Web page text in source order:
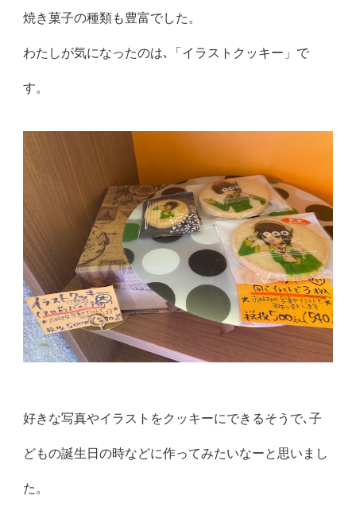
焼き菓子の種類も豊富でした。
わたしが気になったのは､「イラストクッキー」で
す。
好きな写真やイラストをクッキーにできるそうで､子
どもの誕生日の時などに作ってみたいなーと思いまし
た。